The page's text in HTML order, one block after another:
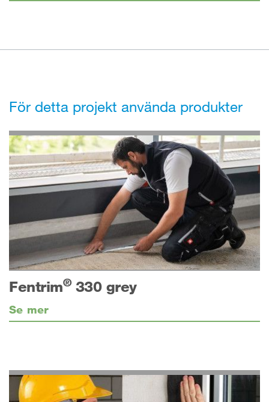
För detta projekt använda produkter
Fentrim® 330 grey
Se mer